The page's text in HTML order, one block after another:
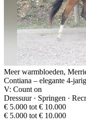
Meer warmbloeden,
Contiana – elegante 4-
V: Count on
Dressuur · Springen ·
€ 5.000 tot € 10.000
€ 5.000 tot € 10.000